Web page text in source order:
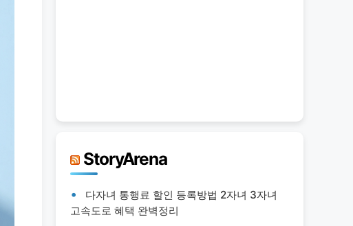
StoryArena
다자녀 통행료 할인 등록방법 2자녀 3자녀
고속도로 혜택 완벽정리